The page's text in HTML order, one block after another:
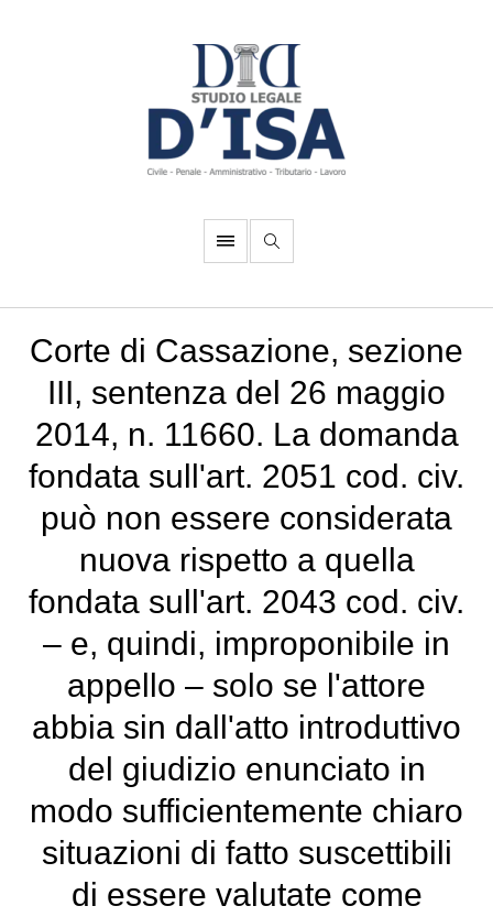
Corte di Cassazione, sezione
III, sentenza del 26 maggio
2014, n. 11660. La domanda
fondata sull'art. 2051 cod. civ.
può non essere considerata
nuova rispetto a quella
fondata sull'art. 2043 cod. civ.
– e, quindi, improponibile in
appello – solo se l'attore
abbia sin dall'atto introduttivo
del giudizio enunciato in
modo sufficientemente chiaro
situazioni di fatto suscettibili
di essere valutate come